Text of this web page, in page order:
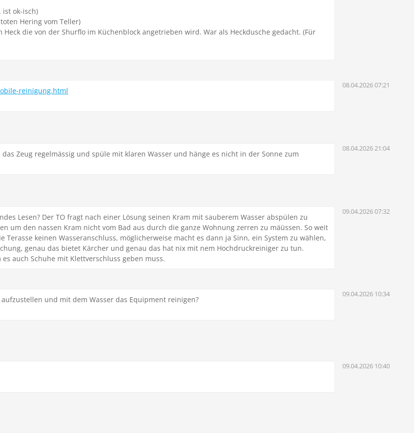
ist ok-isch)
Hering vom Teller)
Heck die von der Shurflo im Küchenblock angetrieben wird. War als Heckdusche gedacht. (Für
08.04.2026 07:21
reinigung.html
08.04.2026 21:04
Zeug regelmässig und spüle mit klaren Wasser und hänge es nicht in der Sonne zum
09.04.2026 07:32
Lesen? Der TO fragt nach einer Lösung seinen Kram mit sauberem Wasser abspülen zu
um den nassen Kram nicht vom Bad aus durch die ganze Wohnung zerren zu mäüssen. So weit
keinen Wasseranschluss, möglicherweise macht es dann ja Sinn, ein System zu wählen,
genau das bietet Kärcher und genau das hat nix mit nem Hochdruckreiniger zu tun.
auch Schuhe mit Klettverschluss geben muss.
09.04.2026 10:34
und mit dem Wasser das Equipment reinigen?
09.04.2026 10:40